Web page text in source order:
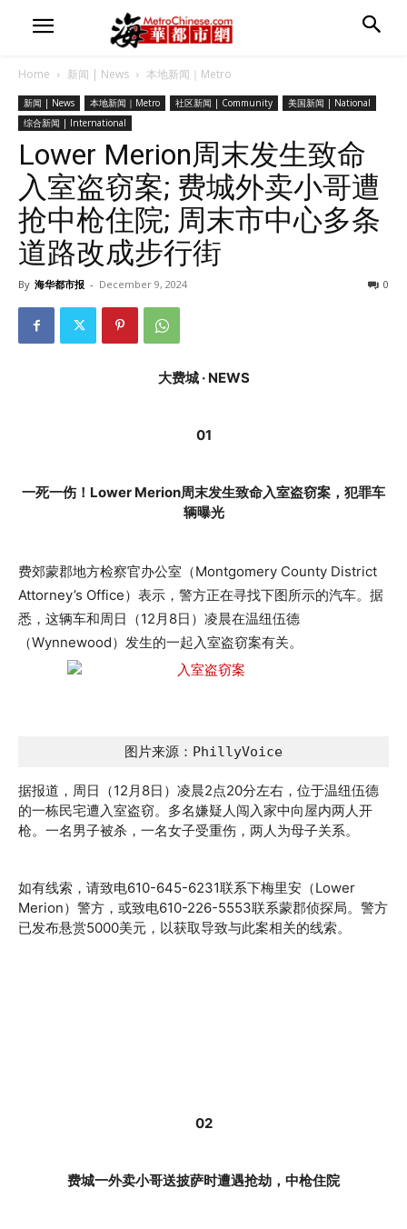
Home 新闻 | News 本地新闻｜Metro
新闻 | News 本地新闻｜Metro 社区新闻 | Community
美国新闻 | National
综合新闻 | International
Lower Merion周末发生致命
入室盗窃案; 费城外卖小哥遭
抢中枪住院; 周末市中心多条
道路改成步行街
By 海华都市报 - December 9, 2024 0
大费城 · NEWS
01
一死一伤！Lower Merion周末发生致命入室盗窃案，犯罪车
辆曝光
费郊蒙郡地方检察官办公室（Montgomery County District
Attorney’s Office）表示，警方正在寻找下图所示的汽车。据
悉，这辆车和周日（12月8日）凌晨在温纽伍德
（Wynnewood）发生的一起入室盗窃案有关。
图片来源：PhillyVoice
据报道，周日（12月8日）凌晨2点20分左右，位于温纽伍德
的一栋民宅遭入室盗窃。多名嫌疑人闯入家中向屋内两人开
枪。一名男子被杀，一名女子受重伤，两人为母子关系。
如有线索，请致电610-645-6231联系下梅里安（Lower
Merion）警方，或致电610-226-5553联系蒙郡侦探局。警方
已发布悬赏5000美元，以获取导致与此案相关的线索。
02
费城一外卖小哥送披萨时遭遇抢劫，中枪住院